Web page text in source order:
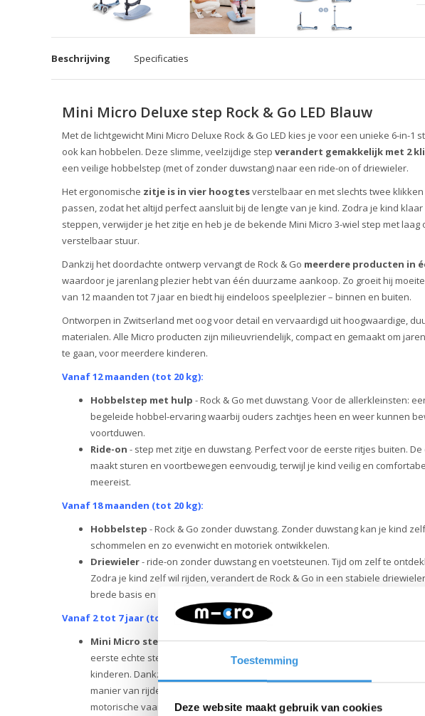
Toestemming
Deze website maakt gebruik van cookies
Beschrijving Specificaties
Mini Micro Deluxe step Rock & Go LED Blauw
Met de lichtgewicht Mini Micro Deluxe Rock & Go LED kies je voor een unieke 6-in-1
ook kan hobbelen. Deze slimme, veelzijdige step verandert gemakkelijk met 2
een veilige hobbelstep (met of zonder duwstang) naar een ride-on of driewieler.
Het ergonomische zitje is in vier hoogtesverstelbaar en met slechts twee
passen, zodat het altijd perfect aansluit bij de lengte van je kind. Zodra je kind klaar
steppen, verwijder je het zitje en heb je de bekende Mini Micro 3-wiel step met laag
verstelbaar stuur.
Dankzij het doordachte ontwerp vervangt de Rock & Go meerdere producten in
waardoor je jarenlang plezier hebt van één duurzame aankoop. Zo groeit hij
van 12 maanden tot 7 jaar en biedt hij eindeloos speelplezier – binnen en buiten.
Ontworpen in Zwitserland met oog voor detail en vervaardigd uit hoogwaardige,
materialen. Alle Micro producten zijn milieuvriendelijk, compact en gemaakt om
te gaan, voor meerdere kinderen.
Vanaf 12 maanden (tot 20 kg):
Hobbelstep met hulp - Rock & Go met duwstang. Voor de allerkleinsten:
begeleide hobbel-ervaring waarbij ouders zachtjes heen en weer kunnen
voortduwen.
Ride-on - step met zitje en duwstang. Perfect voor de eerste ritjes buiten.
maakt sturen en voortbewegen eenvoudig, terwijl je kind veilig en
meereist.
Vanaf 18 maanden (tot 20 kg):
Hobbelstep - Rock & Go zonder duwstang. Zonder duwstang kan je kind
schommelen en zo evenwicht en motoriek ontwikkelen.
Driewieler- ride-on zonder duwstang en voetsteunen. Tijd om zelf te
Zodra je kind zelf wil rijden, verandert de Rock & Go in een stabiele
brede basis en drie wielen zorgen voor extra vertrouwen en balans.
Vanaf 2 tot 7 jaar (tot 50 kg):
Mini Micro step met laag vast stuur.Het zitje gaat eraf en maakt plaats
eerste echte step-ervaring. De kleine T-bar biedt een comfortabele grip voor
kinderen. Dankzij het door Micro Mobility uitgevonden lean-to-steer systeem
manier van rijden intuïtiever en leuker. Dit systeem stimuleert de ontwikkeling
motorische vaardigheden en balans, en geeft kinderen een gevoel van